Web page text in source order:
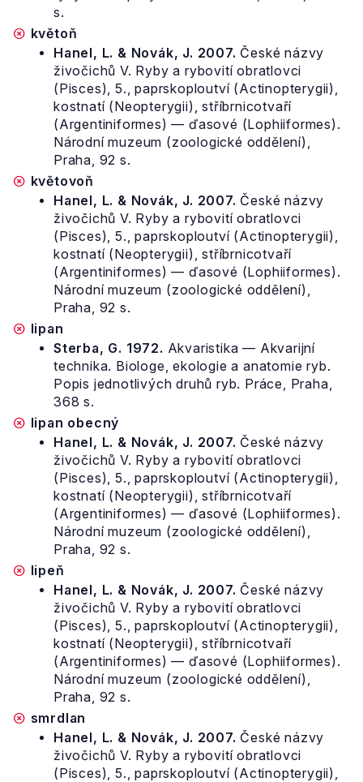
s.
květoň
Hanel, L. & Novák, J. 2007. České názvy
živočichů V. Ryby a rybovití obratlovci
(Pisces), 5., paprskoploutví (Actinopterygii),
kostnatí (Neopterygii), stříbrnicotvaří
(Argentiniformes) — ďasové (Lophiiformes).
Národní muzeum (zoologické oddělení),
Praha, 92 s.
květovoň
Hanel, L. & Novák, J. 2007. České názvy
živočichů V. Ryby a rybovití obratlovci
(Pisces), 5., paprskoploutví (Actinopterygii),
kostnatí (Neopterygii), stříbrnicotvaří
(Argentiniformes) — ďasové (Lophiiformes).
Národní muzeum (zoologické oddělení),
Praha, 92 s.
lipan
Sterba, G. 1972. Akvaristika — Akvarijní
technika. Biologe, ekologie a anatomie ryb.
Popis jednotlivých druhů ryb. Práce, Praha,
368 s.
lipan obecný
Hanel, L. & Novák, J. 2007. České názvy
živočichů V. Ryby a rybovití obratlovci
(Pisces), 5., paprskoploutví (Actinopterygii),
kostnatí (Neopterygii), stříbrnicotvaří
(Argentiniformes) — ďasové (Lophiiformes).
Národní muzeum (zoologické oddělení),
Praha, 92 s.
lipeň
Hanel, L. & Novák, J. 2007. České názvy
živočichů V. Ryby a rybovití obratlovci
(Pisces), 5., paprskoploutví (Actinopterygii),
kostnatí (Neopterygii), stříbrnicotvaří
(Argentiniformes) — ďasové (Lophiiformes).
Národní muzeum (zoologické oddělení),
Praha, 92 s.
smrdlan
Hanel, L. & Novák, J. 2007. České názvy
živočichů V. Ryby a rybovití obratlovci
(Pisces), 5., paprskoploutví (Actinopterygii),